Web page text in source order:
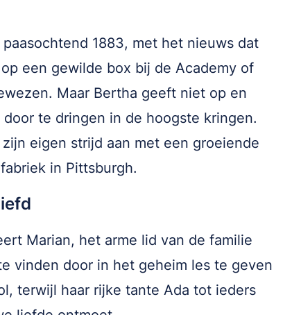
1883, met het nieuws dat
een gewilde box bij de Academy of
Maar Bertha geeft niet op en
te dringen in de hoogste kringen.
eigen strijd aan met een groeiende
in Pittsburgh.
Marian, het arme lid van de familie
vinden door in het geheim les te geven
terwijl haar rijke tante Ada tot ieders